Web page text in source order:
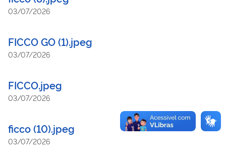
03/07/2026
FICCO GO (1).jpeg
03/07/2026
FICCO.jpeg
03/07/2026
ficco (10).jpeg
03/07/2026